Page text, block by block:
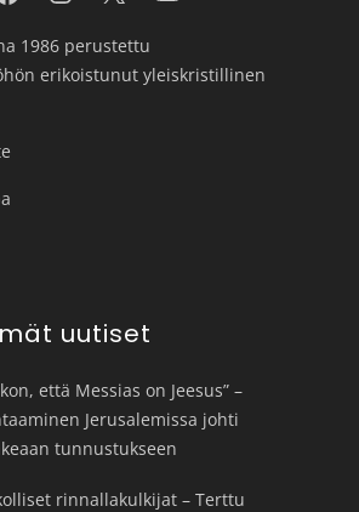
1986 perustettu
erikoistunut yleiskristillinen
uutiset
että Messias on Jeesus” –
Jerusalemissa johti
tunnustukseen
rinnallakulkijat – Terttu